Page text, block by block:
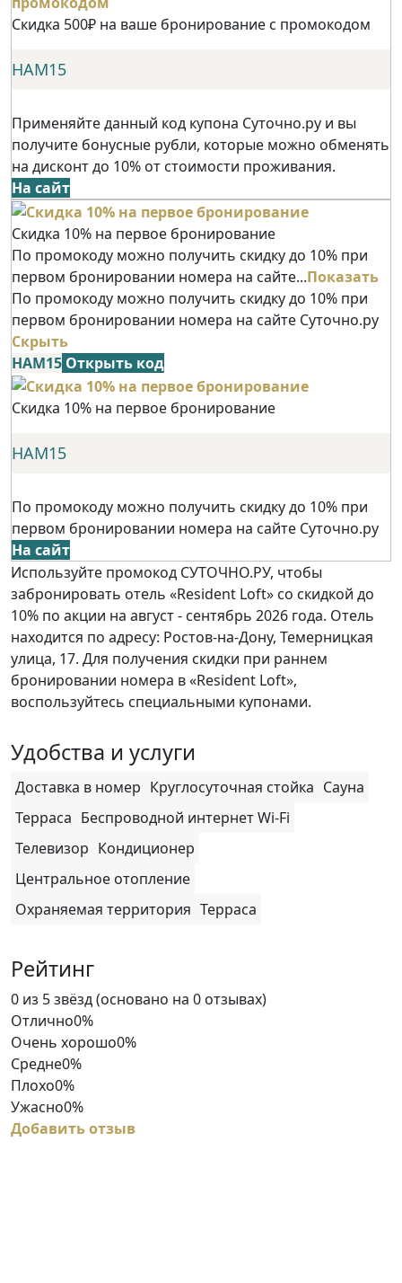
Скидка 500₽ на ваше бронирование с промокодом
НАМ15
Применяйте данный код купона Суточно.ру и вы
получите бонусные рубли, которые можно обменять
на дисконт до 10% от стоимости проживания.
На сайт
Скидка 10% на первое бронирование
По промокоду можно получить скидку до 10% при
первом бронировании номера на сайте...Показать
По промокоду можно получить скидку до 10% при
первом бронировании номера на сайте Суточно.ру
Скрыть
НАМ15 Открыть код
Скидка 10% на первое бронирование
НАМ15
По промокоду можно получить скидку до 10% при
первом бронировании номера на сайте Суточно.ру
На сайт
Используйте промокод СУТОЧНО.РУ, чтобы
забронировать отель «Resident Loft» со скидкой до
10% по акции на август - сентябрь 2026 года. Отель
находится по адресу: Ростов-на-Дону, Темерницкая
улица, 17. Для получения скидки при раннем
бронировании номера в «Resident Loft»,
воспользуйтесь специальными купонами.
Удобства и услуги
Доставка в номер Круглосуточная стойка Сауна
Терраса Беспроводной интернет Wi-Fi
Телевизор Кондиционер
Центральное отопление
Охраняемая территория Терраса
Рейтинг
Rated
0
out
of
5
0 из 5 звёзд (основано на 0 отзывах)
Отлично0%
Очень хорошо0%
Средне0%
Плохо0%
Ужасно0%
Добавить отзыв